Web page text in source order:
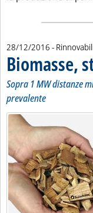
28/12/2016 -
Biomasse,
Sopra 1 MW distanze
prevalente